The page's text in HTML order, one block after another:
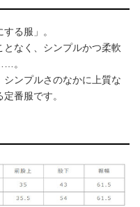
る服」。
なく、シンプルかつ柔軟
。
ンプルさのなかに上質な
番服です。